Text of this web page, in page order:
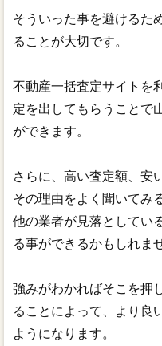
そういった事を避けるた
ることが大切です。
不動産一括査定サイトを
定を出してもらうことで
ができます。
さらに、高い査定額、安
その理由をよく聞いてみ
他の業者が見落としてい
る事ができるかもしれま
強みがわかればそこを押
ることによって、より良
ようになります。